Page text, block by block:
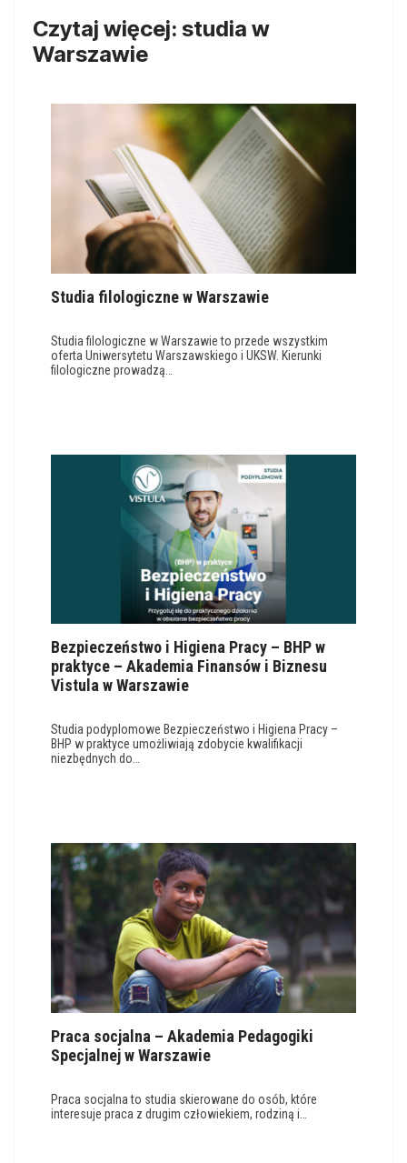
Czytaj więcej: studia w
Warszawie
Studia filologiczne w Warszawie
Studia filologiczne w Warszawie to przede wszystkim
oferta Uniwersytetu Warszawskiego i UKSW. Kierunki
filologiczne prowadzą…
Bezpieczeństwo i Higiena Pracy – BHP w
praktyce – Akademia Finansów i Biznesu
Vistula w Warszawie
Studia podyplomowe Bezpieczeństwo i Higiena Pracy –
BHP w praktyce umożliwiają zdobycie kwalifikacji
niezbędnych do…
Praca socjalna – Akademia Pedagogiki
Specjalnej w Warszawie
Praca socjalna to studia skierowane do osób, które
interesuje praca z drugim człowiekiem, rodziną i…